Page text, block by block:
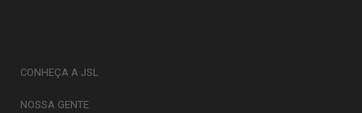
CONHEÇA A JSL
NOSSA GENTE